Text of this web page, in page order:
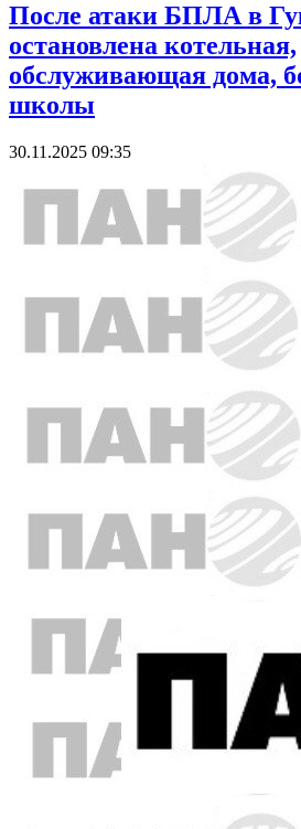
После атаки БПЛА в
остановлена котельная,
обслуживающая дома,
школы
30.11.2025 09:35